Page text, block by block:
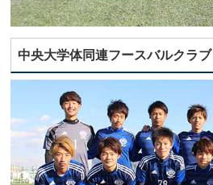
中央大学体同連フースバルクラブ